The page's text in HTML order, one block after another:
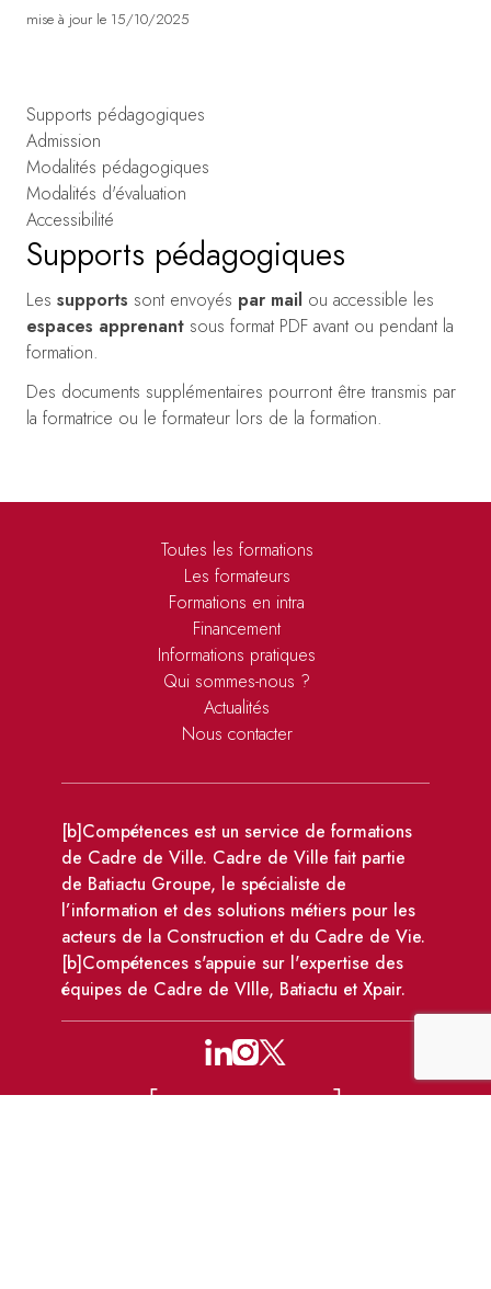
mise à jour le 15/10/2025
Supports pédagogiques
Admission
Modalités pédagogiques
Modalités d'évaluation
Accessibilité
Supports pédagogiques
Les supports sont envoyés par mail ou accessible les
espaces apprenant sous format PDF avant ou pendant la
formation.
Des documents supplémentaires pourront être transmis par
la formatrice ou le formateur lors de la formation.
Toutes les formations
Les formateurs
Formations en intra
Financement
Informations pratiques
Qui sommes-nous ?
Actualités
Nous contacter
[b]Compétences est un service de formations
de Cadre de Ville. Cadre de Ville fait partie
de Batiactu Groupe, le spécialiste de
l’information et des solutions métiers pour les
acteurs de la Construction et du Cadre de Vie.
[b]Compétences s'appuie sur l'expertise des
équipes de Cadre de VIlle, Batiactu et Xpair.